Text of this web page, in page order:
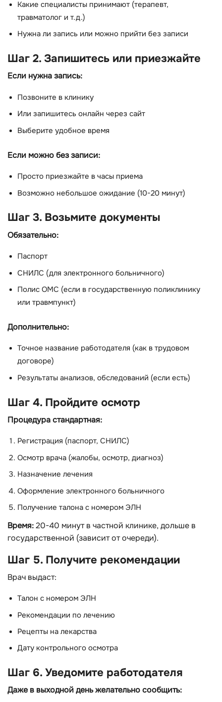
Какие специалисты принимают (терапевт,
травматолог и т.д.)
Нужна ли запись или можно прийти без записи
Шаг 2. Запишитесь или приезжайте
Если нужна запись:
Позвоните в клинику
Или запишитесь онлайн через сайт
Выберите удобное время
Если можно без записи:
Просто приезжайте в часы приема
Возможно небольшое ожидание (10-20 минут)
Шаг 3. Возьмите документы
Обязательно:
Паспорт
СНИЛС (для электронного больничного)
Полис ОМС (если в государственную поликлинику
или травмпункт)
Дополнительно:
Точное название работодателя (как в трудовом
договоре)
Результаты анализов, обследований (если есть)
Шаг 4. Пройдите осмотр
Процедура стандартная:
Регистрация (паспорт, СНИЛС)
Осмотр врача (жалобы, осмотр, диагноз)
Назначение лечения
Оформление электронного больничного
Получение талона с номером ЭЛН
Время:20-40 минут в частной клинике, дольше в
государственной (зависит от очереди).
Шаг 5. Получите рекомендации
Врач выдаст:
Талон с номером ЭЛН
Рекомендации по лечению
Рецепты на лекарства
Дату контрольного осмотра
Шаг 6. Уведомите работодателя
Даже в выходной день желательно сообщить: